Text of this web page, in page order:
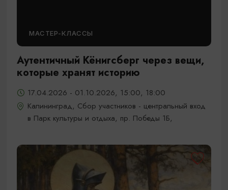
МАСТЕР-КЛАССЫ
Аутентичный Кёнигсберг через вещи,
которые хранят историю
17.04.2026 - 01.10.2026, 15:00, 18:00
Калининград, Сбор участников - центральный вход
в Парк культуры и отдыха, пр. Победы 1Б,